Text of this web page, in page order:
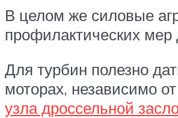
В целом же силовые
профилактических мер
Для турбин полезно
моторах, независимо
узла дроссельной